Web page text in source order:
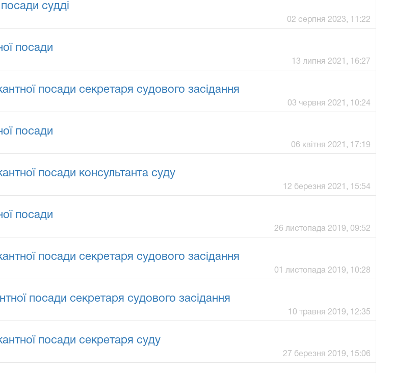
судді
02 серпня 2023, 11:22
посади
13 липня 2021, 16:27
посади секретаря судового засідання
03 червня 2021, 10:24
посади
06 квітня 2021, 17:19
посади консультанта суду
12 березня 2021, 15:54
посади
26 листопада 2019, 09:52
посади секретаря судового засідання
01 листопада 2019, 10:28
посади секретаря судового засідання
10 травня 2019, 12:35
посади секретаря суду
27 березня 2019, 15:06